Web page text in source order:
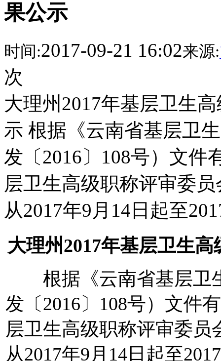
果公示
时间:2017-09-21 16:02来源:
次
大理州2017年基层卫生
示 根据《云南省基层卫
发〔2016〕108号）文件
层卫生高级职称评审委
从2017年9月14日起至
大理州2017年基层卫生
根据《云南省基层卫
发〔2016〕108号）文件
层卫生高级职称评审委
从2017年9月14日起至